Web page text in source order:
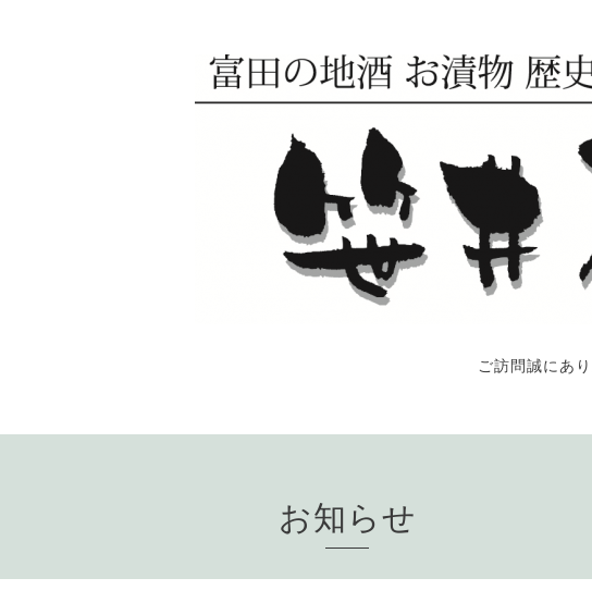
ご訪問誠にあ
お知らせ